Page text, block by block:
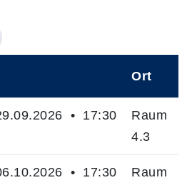
Ort
• 17:30
Raum
4.3
• 17:30
Raum